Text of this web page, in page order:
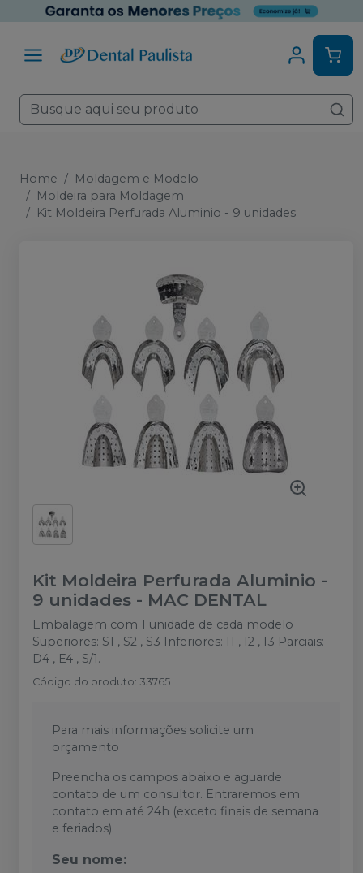
Home
Moldagem e Modelo
Moldeira para Moldagem
Kit Moldeira Perfurada Aluminio - 9 unidades
Kit Moldeira Perfurada Aluminio -
9 unidades - MAC DENTAL
Embalagem com 1 unidade de cada modelo
Superiores: S1 , S2 , S3 Inferiores: I1 , I2 , I3 Parciais:
D4 , E4 , S/1.
Código do produto: 33765
Para mais informações solicite um
orçamento
Preencha os campos abaixo e aguarde
contato de um consultor. Entraremos em
contato em até 24h (exceto finais de semana
e feriados).
Seu nome: